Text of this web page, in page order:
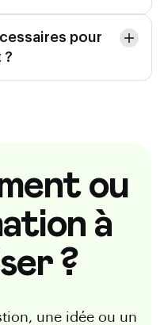
pour
?
ou
à
?
une idée ou un